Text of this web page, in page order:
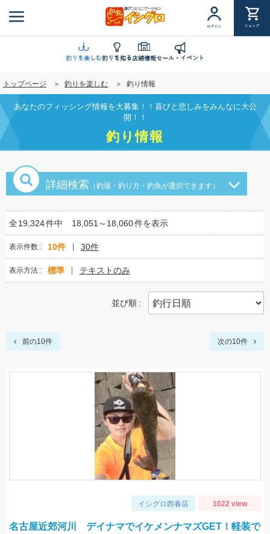
ン
に
移
動
ログイン ショップ
釣りを楽しむ釣りを知る店舗情報セール・イベント
トップページ 釣りを楽しむ 釣り情報
あなたのフィッシング情報を大募集！！喜びと悲しみをみんなに大公
開！！
釣り情報
詳細検索 （釣場・釣り方・釣魚が選択できます）
全19,324件中 18,051～18,060件を表示
表示件数 10件 30件
表示方法 標準 テキストのみ
並び順
前の10件 次の10件
イシグロ西春店 1022 view
名古屋近郊河川 デイナマでイケメンナマズGET！軽装で